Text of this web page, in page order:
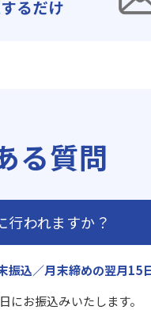
る質問
行われますか？
込／月末締めの翌月15
お振込みいたします。